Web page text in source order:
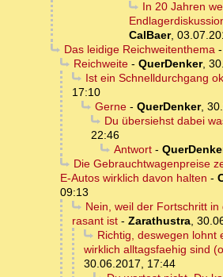
In 20 Jahren
CalBaer,
Das leidige Reichweitenthema-
Reichweite- QuerDenker,
Ist ein Schnelldurchgang
17:10
Gerne- QuerDenker,
Du übersiehst dabei
22:46
Antwort-
Die Gebrauchtwagenpreise
E-Autos wirklich davon halten -
09:13
Nein, weil der Fortschritt
rasant ist - Zarathustra,
Richtig, deswegen lohnt
wirklich alltagsfaehig sind
30.06.2017, 17:44